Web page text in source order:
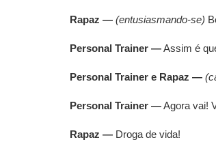
Rapaz — (entusiasmando-se)
Personal Trainer —Assim é
Personal Trainer e Rapaz —
Personal Trainer —Agora vai!
Rapaz — Droga de vida!